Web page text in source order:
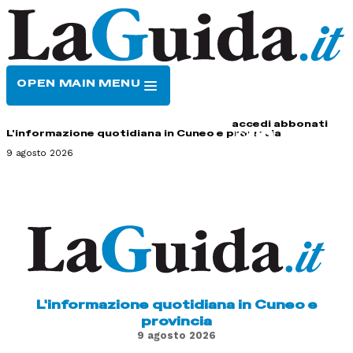
OPEN MAIN MENU
accedi abbonati
L'informazione quotidiana in Cuneo e provincia
9 agosto 2026
L'informazione quotidiana in Cuneo e
provincia
9 agosto 2026